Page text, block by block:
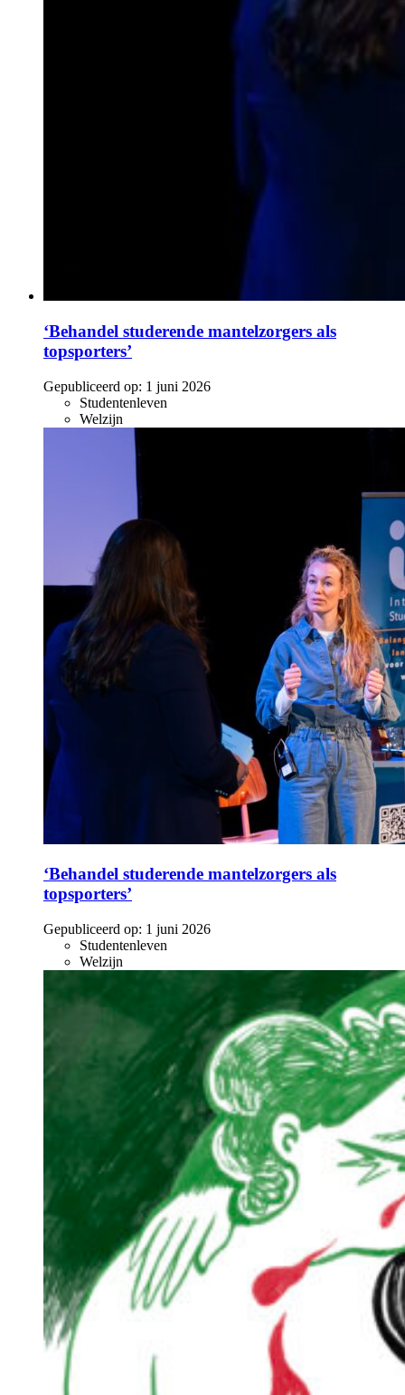
‘Behandel studerende mantelzorgers als
topsporters’
Gepubliceerd op: 1 juni 2026
Studentenleven
Welzijn
‘Behandel studerende mantelzorgers als
topsporters’
Gepubliceerd op: 1 juni 2026
Studentenleven
Welzijn